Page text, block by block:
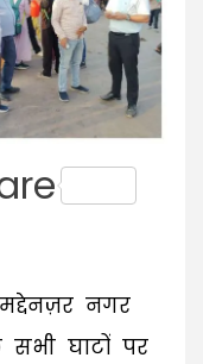
नगर
सभी घाटों पर